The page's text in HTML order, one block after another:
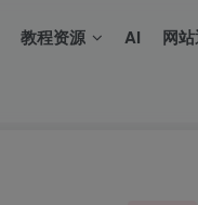
教程资源 AI 网